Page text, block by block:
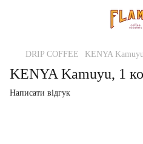
DRIP COFFEE KENYA
KENYA Kamuyu, 1
Написати відгук